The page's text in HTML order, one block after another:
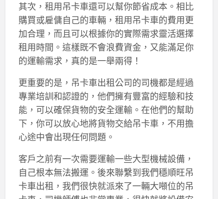
其次，租用吊卡車還可以幫你節省成本。相比
購買或雇傭自己的車輛，租用吊卡車的費用更
加合理，而且可以根據你的實際需求靈活選擇
租用時間。這樣既不會浪費資金，又能滿足你
的運輸需求，真的是一舉兩得！
更重要的是，吊卡車出租公司的司機都是經過
專業培訓和認證的，他們擁有豐富的經驗和技
能，可以確保貨物的安全運輸。在他們的幫助
下，你可以放心地將貨物交給吊卡車，不用擔
心途中會出現任何問題。
客戶之前有一次需要運輸一些大型機械設備，
自己根本無法搬運。後來聯繫到我們穩順旺吊
卡車出租，我們很快就派來了一輛大噸位的吊